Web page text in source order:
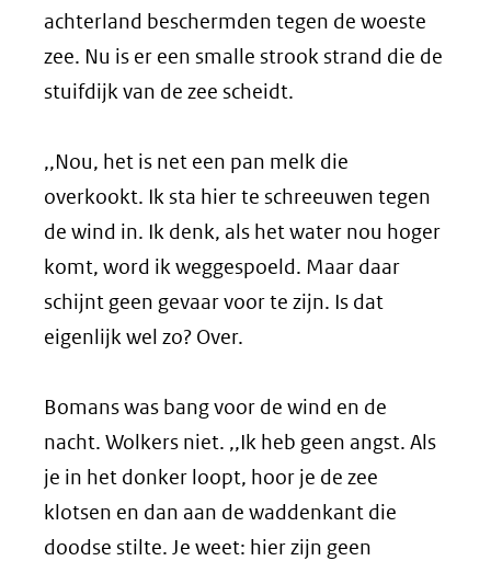
achterland beschermden tegen de woeste
zee. Nu is er een smalle strook strand die de
stuifdijk van de zee scheidt.
,,Nou, het is net een pan melk die
overkookt. Ik sta hier te schreeuwen tegen
de wind in. Ik denk, als het water nou hoger
komt, word ik weggespoeld. Maar daar
schijnt geen gevaar voor te zijn. Is dat
eigenlijk wel zo? Over.
Bomans was bang voor de wind en de
nacht. Wolkers niet. ,,Ik heb geen angst. Als
je in het donker loopt, hoor je de zee
klotsen en dan aan de waddenkant die
doodse stilte. Je weet: hier zijn geen